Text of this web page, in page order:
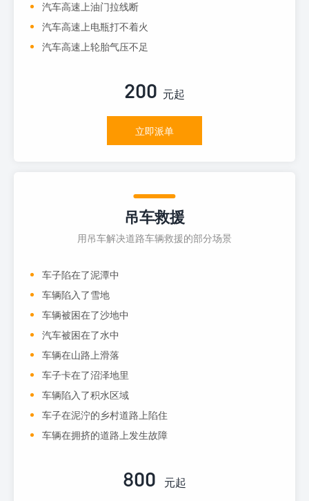
汽车高速上油门拉线断
汽车高速上电瓶打不着火
汽车高速上轮胎气压不足
200 元起
立即派单
吊车救援
用吊车解决道路车辆救援的部分场景
车子陷在了泥潭中
车辆陷入了雪地
车辆被困在了沙地中
汽车被困在了水中
车辆在山路上滑落
车子卡在了沼泽地里
车辆陷入了积水区域
车子在泥泞的乡村道路上陷住
车辆在拥挤的道路上发生故障
800 元起